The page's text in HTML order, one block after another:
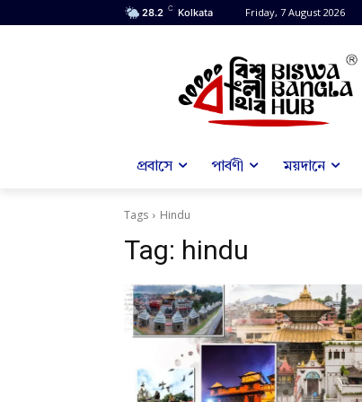
28.2 C Kolkata Friday, 7 August 2026
প্রবাসে পার্বণী ময়দানে
Tags Hindu
Tag: hindu